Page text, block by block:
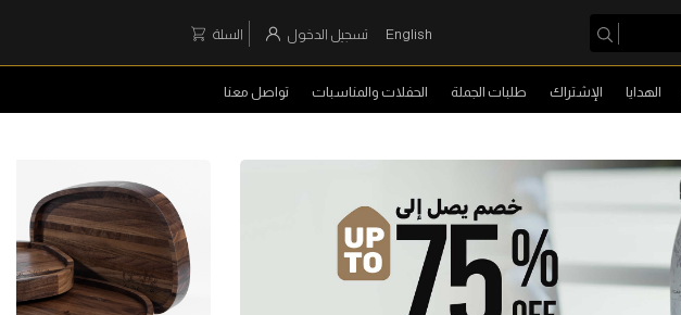
English تسجيل الدخول السلة
الهدايا الإشتراك طلبات الجملة الحفلات والمناسبات تواصل معنا